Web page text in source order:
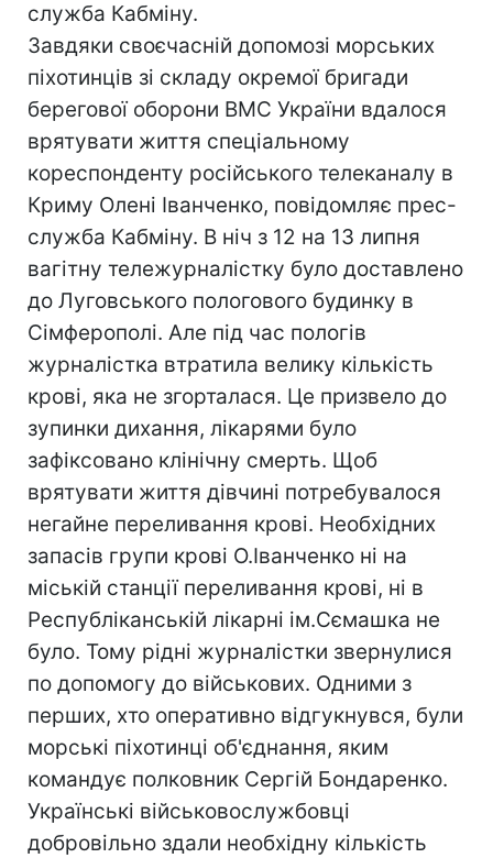
служба Кабміну.
Завдяки своєчасній допомозі морських
піхотинців зі складу окремої бригади
берегової оборони ВМС України вдалося
врятувати життя спеціальному
кореспонденту російського телеканалу в
Криму Олені Іванченко, повідомляє прес-
служба Кабміну. В ніч з 12 на 13 липня
вагітну тележурналістку було доставлено
до Луговського пологового будинку в
Сімферополі. Але під час пологів
журналістка втратила велику кількість
крові, яка не згорталася. Це призвело до
зупинки дихання, лікарями було
зафіксовано клінічну смерть. Щоб
врятувати життя дівчині потребувалося
негайне переливання крові. Необхідних
запасів групи крові О.Іванченко ні на
міській станції переливання крові, ні в
Республіканській лікарні ім.Сємашка не
було. Тому рідні журналістки звернулися
по допомогу до військових. Одними з
перших, хто оперативно відгукнувся, були
морські піхотинці об'єднання, яким
командує полковник Сергій Бондаренко.
Українські військовослужбовці
добровільно здали необхідну кількість